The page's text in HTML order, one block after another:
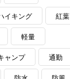
イキング 紅葉
軽量
ャンプ 通勤